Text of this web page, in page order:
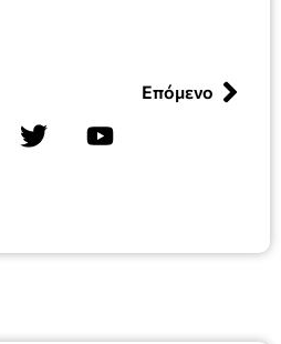
Επόμενο